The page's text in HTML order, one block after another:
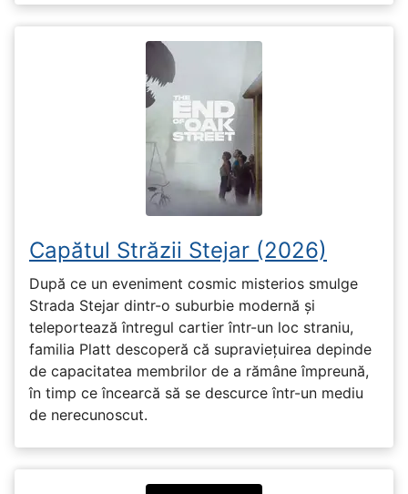
Capătul Străzii Stejar (2026)
După ce un eveniment cosmic misterios smulge
Strada Stejar dintr-o suburbie modernă și
teleportează întregul cartier într-un loc straniu,
familia Platt descoperă că supraviețuirea depinde
de capacitatea membrilor de a rămâne împreună,
în timp ce încearcă să se descurce într-un mediu
de nerecunoscut.